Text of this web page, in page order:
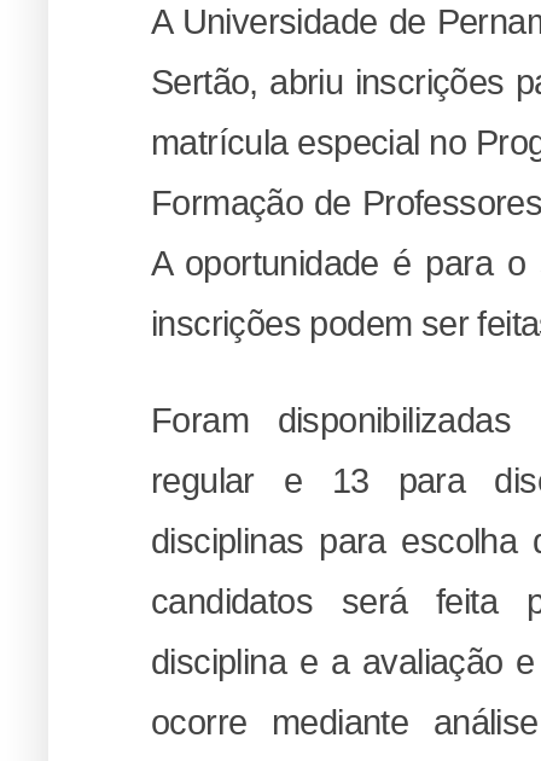
A Universidade de
Sertão, abriu inscrições
matrícula especial no
Formação de
A oportunidade é para o
inscrições podem ser
Foram
regular e 13 para
disciplinas para escolha
candidatos será feita
disciplina e a avaliação
ocorre mediante